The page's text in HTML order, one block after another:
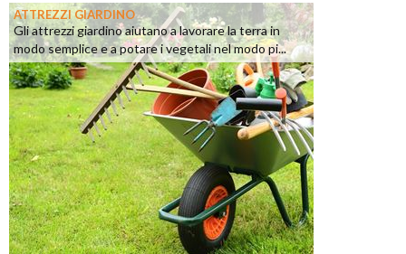
ATTREZZI GIARDINO
Gli attrezzi giardino aiutano a lavorare la terra in
modo semplice e a potare i vegetali nel modo pi...